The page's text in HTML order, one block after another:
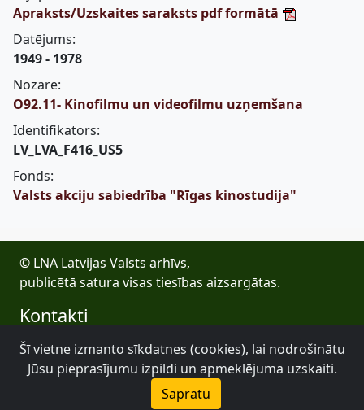
Apraksts/Uzskaites saraksts pdf formātā
Datējums:
1949 - 1978
Nozare:
O92.11- Kinofilmu un videofilmu uzņemšana
Identifikators:
LV_LVA_F416_US5
Fonds:
Valsts akciju sabiedrība "Rīgas kinostudija"
© LNA Latvijas Valsts arhīvs,
publicētā satura visas tiesības aizsargātas.
Kontakti
E-pasts: lva@arhivi.gov.lv
Tālrunis: +371 20027447
Bezdelīgu 1A, Rīga
Šī vietne izmanto sīkdatnes (cookies), lai nodrošinātu
Jūsu pieprasījumu izpildi un apmeklējuma uzskaiti.
Sapratu